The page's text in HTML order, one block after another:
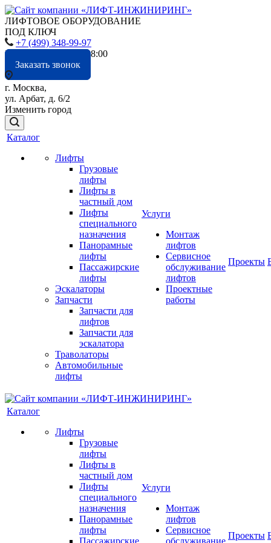
ЛИФТОВОЕ ОБОРУДОВАНИЕ
ПОД КЛЮЧ
+7 (499) 348-99-97
Пн. – Пт.: с 9:00 до 18:00
Заказать звонок
г. Москва,
ул. Арбат, д. 6/2
Изменить город
Каталог
Лифты
Грузовые
лифты
Лифты в
частный дом
Лифты
специального
назначения
Панорамные
лифты
Пассажирские
лифты
Эскалаторы
Запчасти
Запчасти для
лифтов
Запчасти для
эскалатора
Траволаторы
Автомобильные
лифты
Услуги
Монтаж
лифтов
Сервисное
обслуживание
лифтов
Проектные
работы
Проекты
Каталог
Лифты
Грузовые
лифты
Лифты в
частный дом
Лифты
специального
назначения
Панорамные
лифты
Пассажирские
Услуги
Монтаж
лифтов
Сервисное
обслуживание
Проекты